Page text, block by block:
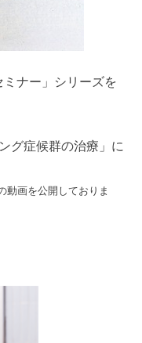
ナー」シリーズを
グ症候群の治療」に
動画を公開しておりま